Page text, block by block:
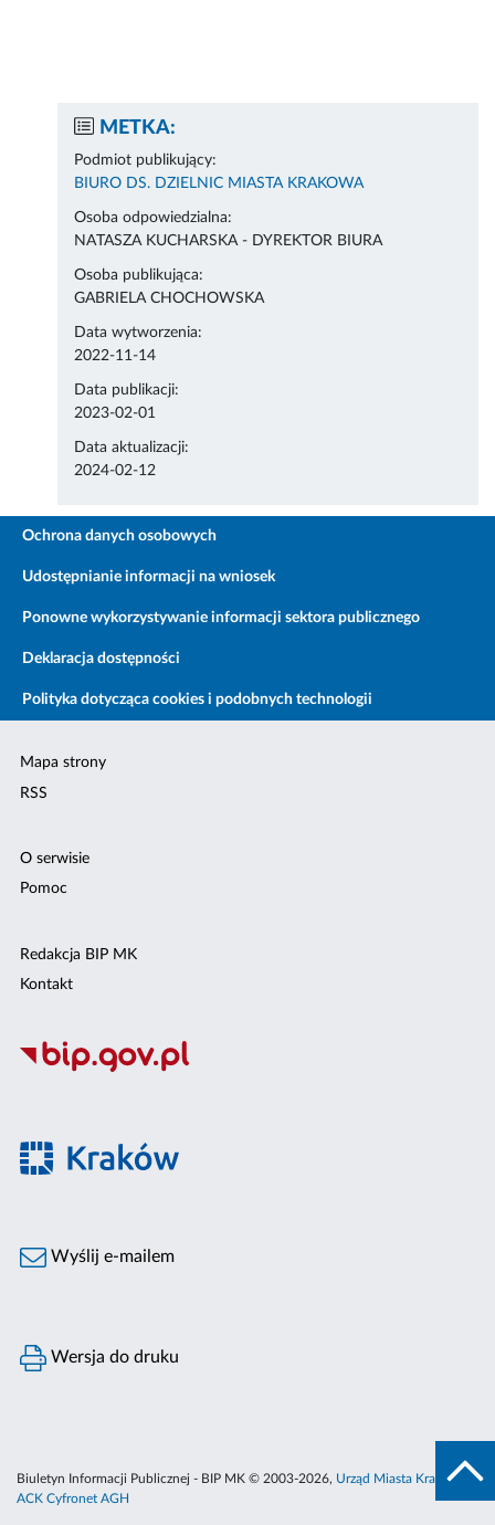
METKA:
Podmiot publikujący:
BIURO DS. DZIELNIC MIASTA KRAKOWA
Osoba odpowiedzialna:
NATASZA KUCHARSKA - DYREKTOR BIURA
Osoba publikująca:
GABRIELA CHOCHOWSKA
Data wytworzenia:
2022-11-14
Data publikacji:
2023-02-01
Data aktualizacji:
2024-02-12
Ochrona danych osobowych
Udostępnianie informacji na wniosek
Ponowne wykorzystywanie informacji sektora publicznego
Deklaracja dostępności
Polityka dotycząca cookies i podobnych technologii
Mapa strony
RSS
O serwisie
Pomoc
Redakcja BIP MK
Kontakt
Wyślij e-mailem
Wersja do druku
Biuletyn Informacji Publicznej - BIP MK © 2003-2026, Urząd Miasta Krakowa
ACK Cyfronet AGH